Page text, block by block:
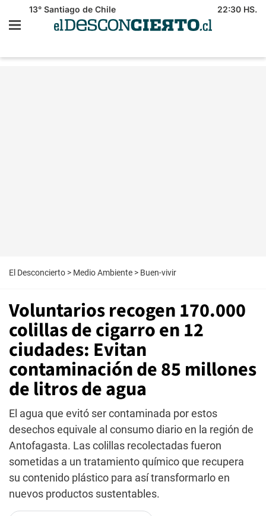
13° Santiago de Chile 22:30 HS.
El Desconcierto > Medio Ambiente > Buen-vivir
Voluntarios recogen 170.000
colillas de cigarro en 12
ciudades: Evitan
contaminación de 85 millones
de litros de agua
El agua que evitó ser contaminada por estos
desechos equivale al consumo diario en la región de
Antofagasta. Las colillas recolectadas fueron
sometidas a un tratamiento químico que recupera
su contenido plástico para así transformarlo en
nuevos productos sustentables.